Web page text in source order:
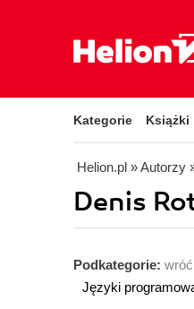
Kategorie Książki
Helion.pl » Autorzy
Denis
Podkategorie: wróć
Języki